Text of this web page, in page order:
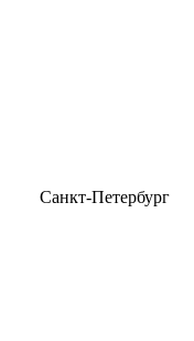
Санкт-Петербург